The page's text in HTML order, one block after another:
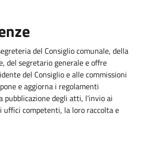
del Consiglio comunale, della
del segretario generale e offre
del Consiglio e alle commissioni
e aggiorna i regolamenti
pubblicazione degli atti, l'invio ai
uffici competenti, la loro raccolta e